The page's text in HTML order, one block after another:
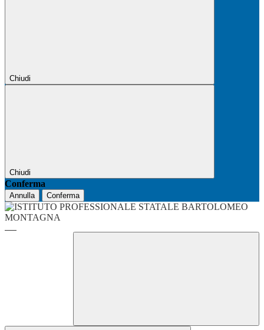
Chiudi
Chiudi
Conferma
Annulla Conferma